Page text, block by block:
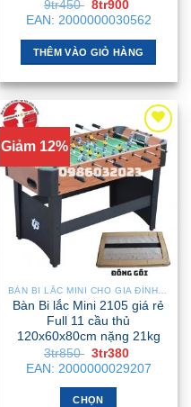
9tr450 Giá
gốc
là:
9tr450 .
8tr900
hiện
tại
là:
8tr900 .
EAN: 2000000030562
THÊM VÀO GIỎ HÀNG
Giảm 12%
Bàn Bi lắc Mini 2105 giá rẻ
Full 11 cầu thủ
120x60x80cm nặng 21kg
3tr850 Giá
gốc
là:
3tr850 .
3tr380
hiện
tại
EAN: 2000000029207
CHỌN